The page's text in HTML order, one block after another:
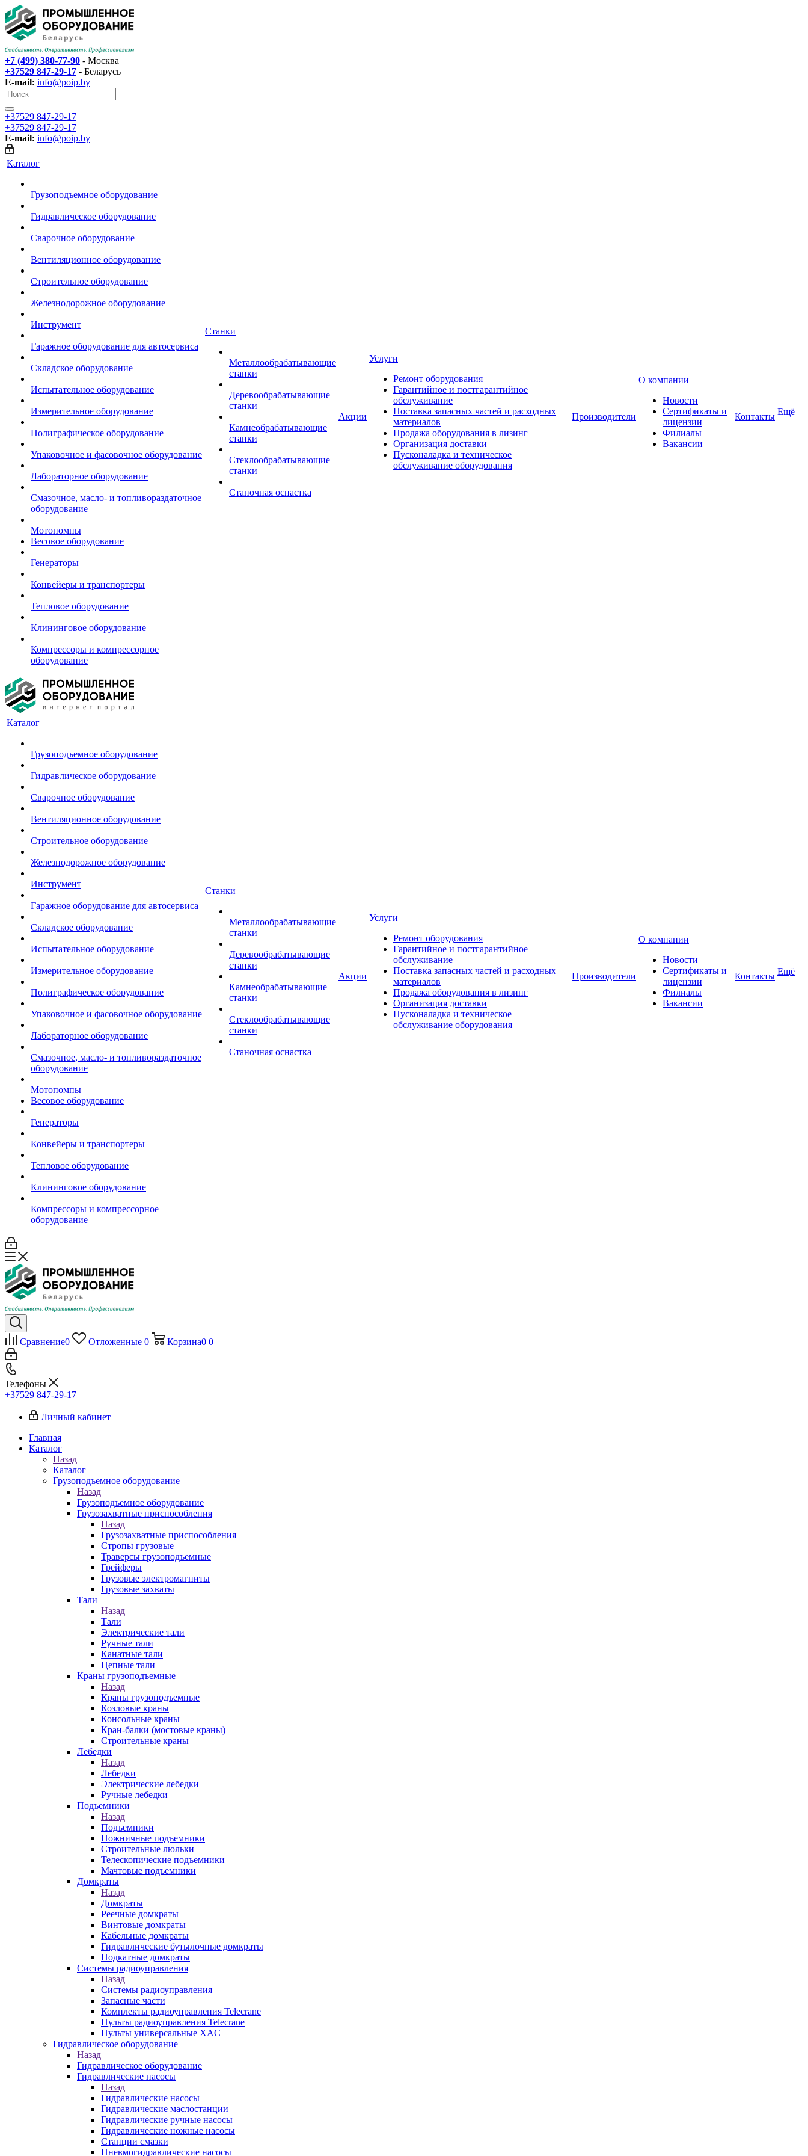
+7 (499) 380-77-90 - Москва
+37529 847-29-17‬ - Беларусь
E-mail: info@poip.by
+37529 847-29-17‬
+37529 847-29-17‬
E-mail: info@poip.by
Каталог
Грузоподъемное оборудование
Гидравлическое оборудование
Сварочное оборудование
Вентиляционное оборудование
Строительное оборудование
Железнодорожное оборудование
Инструмент
Гаражное оборудование для автосервиса
Складское оборудование
Испытательное оборудование
Измерительное оборудование
Полиграфическое оборудование
Упаковочное и фасовочное оборудование
Лабораторное оборудование
Смазочное, масло- и топливораздаточное
оборудование
Мотопомпы
Весовое оборудование
Генераторы
Конвейеры и транспортеры
Тепловое оборудование
Клининговое оборудование
Компрессоры и компрессорное
оборудование
Станки
Металлообрабатывающие
станки
Деревообрабатывающие
станки
Камнеобрабатывающие
станки
Стеклообрабатывающие
станки
Станочная оснастка
Акции
Услуги
Ремонт оборудования
Гарантийное и постгарантийное
обслуживание
Поставка запасных частей и расходных
материалов
Продажа оборудования в лизинг
Организация доставки
Пусконаладка и техническое
обслуживание оборудования
Производители
О компании
Новости
Сертификаты и
лицензии
Филиалы
Вакансии
Контакты Ещё
Каталог
Грузоподъемное оборудование
Гидравлическое оборудование
Сварочное оборудование
Вентиляционное оборудование
Строительное оборудование
Железнодорожное оборудование
Инструмент
Гаражное оборудование для автосервиса
Складское оборудование
Испытательное оборудование
Измерительное оборудование
Полиграфическое оборудование
Упаковочное и фасовочное оборудование
Лабораторное оборудование
Смазочное, масло- и топливораздаточное
оборудование
Мотопомпы
Весовое оборудование
Генераторы
Конвейеры и транспортеры
Тепловое оборудование
Клининговое оборудование
Компрессоры и компрессорное
оборудование
Станки
Металлообрабатывающие
станки
Деревообрабатывающие
станки
Камнеобрабатывающие
станки
Стеклообрабатывающие
станки
Станочная оснастка
Акции
Услуги
Ремонт оборудования
Гарантийное и постгарантийное
обслуживание
Поставка запасных частей и расходных
материалов
Продажа оборудования в лизинг
Организация доставки
Пусконаладка и техническое
обслуживание оборудования
Производители
О компании
Новости
Сертификаты и
лицензии
Филиалы
Вакансии
Контакты Ещё
Сравнение0 Отложенные 0 Корзина0 0
Телефоны
+37529 847-29-17‬
Личный кабинет
Главная
Каталог
Назад
Каталог
Грузоподъемное оборудование
Назад
Грузоподъемное оборудование
Грузозахватные приспособления
Назад
Грузозахватные приспособления
Стропы грузовые
Траверсы грузоподъемные
Грейферы
Грузовые электромагниты
Грузовые захваты
Тали
Назад
Тали
Электрические тали
Ручные тали
Канатные тали
Цепные тали
Краны грузоподъемные
Назад
Краны грузоподъемные
Козловые краны
Консольные краны
Кран-балки (мостовые краны)
Строительные краны
Лебедки
Назад
Лебедки
Электрические лебедки
Ручные лебедки
Подъемники
Назад
Подъемники
Ножничные подъемники
Строительные люльки
Телескопические подъемники
Мачтовые подъемники
Домкраты
Назад
Домкраты
Реечные домкраты
Винтовые домкраты
Кабельные домкраты
Гидравлические бутылочные домкраты
Подкатные домкраты
Системы радиоуправления
Назад
Системы радиоуправления
Запасные части
Комплекты радиоуправления Telecrane
Пульты радиоуправления Telecrane
Пульты универсальные XAC
Гидравлическое оборудование
Назад
Гидравлическое оборудование
Гидравлические насосы
Назад
Гидравлические насосы
Гидравлические маслостанции
Гидравлические ручные насосы
Гидравлические ножные насосы
Станции смазки
Пневмогидравлические насосы